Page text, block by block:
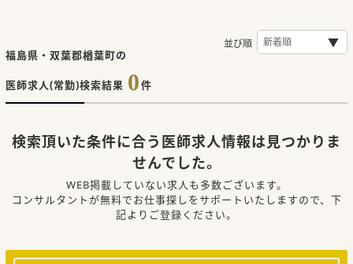
福島県・双葉郡楢葉町の
医師求人(常勤)検索結果 0件
並び順
検索頂いた条件に合う医師求人情報は見つかりま
せんでした。
WEB掲載していない求人も多数ございます。
コンサルタントが無料でお仕事探しをサポートいたしますので、下
記よりご登録ください。